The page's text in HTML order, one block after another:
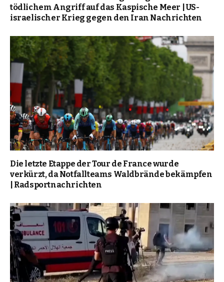
tödlichem Angriff auf das Kaspische Meer | US-
israelischer Krieg gegen den Iran Nachrichten
Die letzte Etappe der Tour de France wurde
verkürzt, da Notfallteams Waldbrände bekämpfen
| Radsportnachrichten